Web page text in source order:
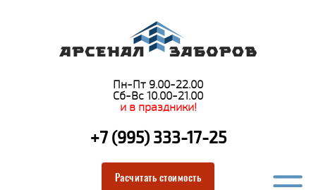
Пн-Пт 9.00-22.00
Сб-Вс 10.00-21.00
и в праздники!
+7 (995) 333-17-25
Расчитать стоимость